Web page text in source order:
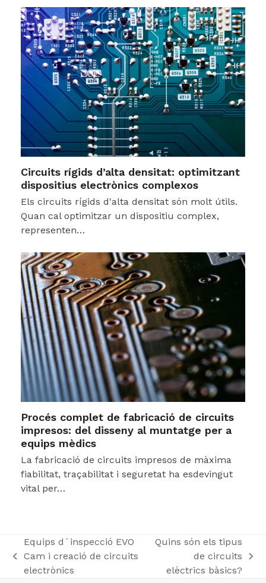
Circuits rígids d’alta densitat: optimitzant
dispositius electrònics complexos
Els circuits rígids d'alta densitat són molt útils.
Quan cal optimitzar un dispositiu complex,
representen…
Procés complet de fabricació de circuits
impresos: del disseny al muntatge per a
equips mèdics
La fabricació de circuits impresos de màxima
fiabilitat, traçabilitat i seguretat ha esdevingut
vital per…
previous
post:
Equips d´inspecció EVO
Cam i creació de circuits
electrònics
post:
Quins són els tipus
de circuits
elèctrics bàsics?